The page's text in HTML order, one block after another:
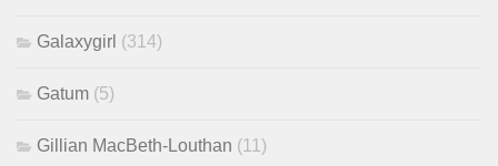
Galaxygirl (314)
Gatum (5)
Gillian MacBeth-Louthan (11)